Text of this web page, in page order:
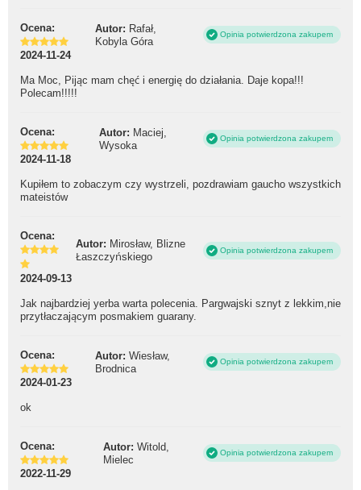
Ocena: Autor: Rafał,
Kobyla Góra
Opinia potwierdzona zakupem
2024-11-24
Ma Moc, Pijąc mam chęć i energię do działania. Daje kopa!!!
Polecam!!!!!
Ocena: Autor: Maciej,
Wysoka
Opinia potwierdzona zakupem
2024-11-18
Kupiłem to zobaczym czy wystrzeli, pozdrawiam gaucho wszystkich
mateistów
Ocena:
Autor: Mirosław, Blizne
Łaszczyńskiego
Opinia potwierdzona zakupem
2024-09-13
Jak najbardziej yerba warta polecenia. Pargwajski sznyt z lekkim,nie
przytłaczającym posmakiem guarany.
Ocena: Autor: Wiesław,
Brodnica
Opinia potwierdzona zakupem
2024-01-23
ok
Ocena: Autor: Witold,
Mielec
Opinia potwierdzona zakupem
2022-11-29